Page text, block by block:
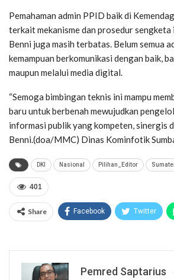
Pemahaman admin PPID baik di
terkait mekanisme dan prosedur
Benni juga masih terbatas. Belum semua
kemampuan berkomunikasi dengan baik,
maupun melalui media digital.
“Semoga bimbingan teknis ini mampu
baru untuk berbenah mewujudkan
informasi publik yang kompeten, sinergis
Benni.(doa/MMC) Dinas Kominfotik
DKI Nasional Pilihan_Editor
401
Share Facebook Twitter
Pemred Saptarius